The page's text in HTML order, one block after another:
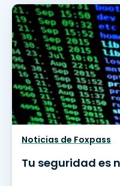
Noticias de Foxpass
Tu seguridad es